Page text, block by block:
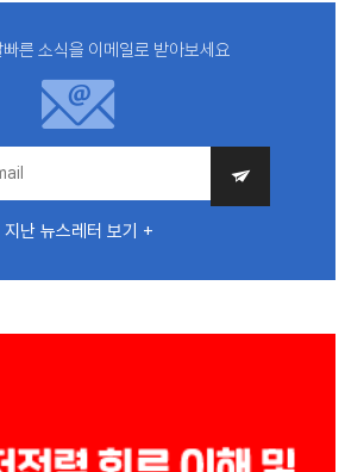
른 소식을 이메일로 받아보세요
지난 뉴스레터 보기 +